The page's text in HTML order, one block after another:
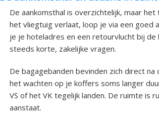
De aankomsthal is overzichtelijk, maar
het vliegtuig verlaat, loop je via een goed
je je hoteladres en een retourvlucht bij
steeds korte, zakelijke vragen.
De bagagebanden bevinden zich direct
het wachten op je koffers soms langer
VS of het VK tegelijk landen. De ruimte is
aanstaat.